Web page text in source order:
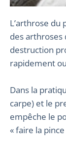
L’arthrose du pouce est la forme la plus fréquente
des arthroses
destruction
rapidement
Dans la
carpe) et le
empêche le
« faire la